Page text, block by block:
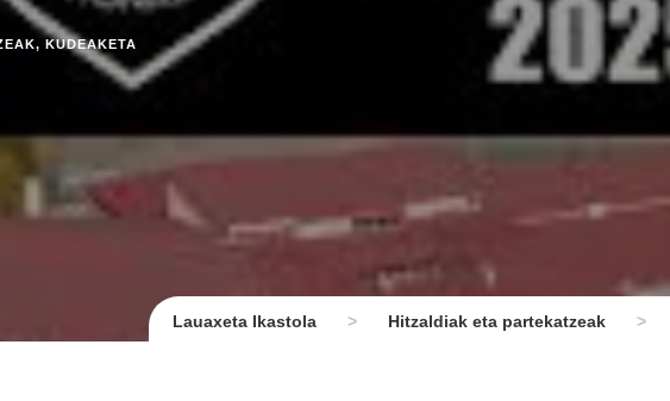
, KUDEAKETA
Lauaxeta Ikastola > Hitzaldiak eta partekatzeak >